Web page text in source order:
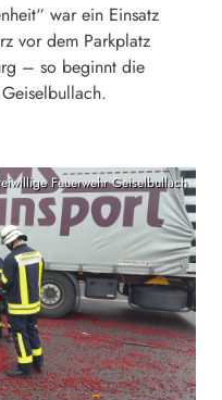
war ein Einsatz
vor dem Parkplatz
– so beginnt die
Feuerwehr Geiselbullach